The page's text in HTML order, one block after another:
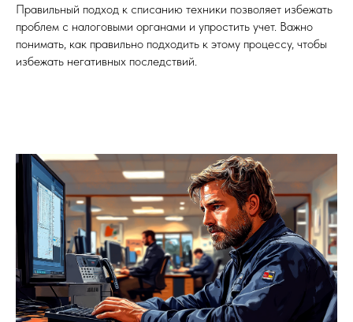
Правильный подход к списанию техники позволяет избежать
проблем с налоговыми органами и упростить учет. Важно
понимать, как правильно подходить к этому процессу, чтобы
избежать негативных последствий.